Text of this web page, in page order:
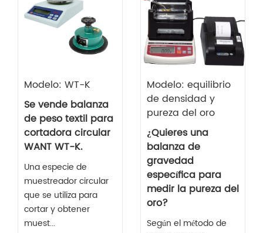
Modelo: WT-K
Se vende balanza
de peso textil para
cortadora circular
WANT WT-K.
Una especie de
muestreador circular
que se utiliza para
cortar y obtener
muest...
Modelo: equilibrio
de densidad y
pureza del oro
¿Quieres una
balanza de
gravedad
específica para
medir la pureza del
oro?
Según el método de